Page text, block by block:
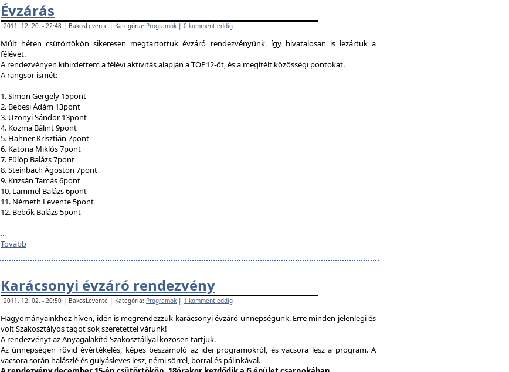
Évzárás
2011. 12. 20. - 22:48 | BakosLevente | Kategória: Programok | 0 komment eddig
Múlt héten csütörtökön sikeresen megtartottuk évzáró rendezvényünk, így hivatalosan is lezártuk a
félévet.
A rendezvényen kihirdettem a félévi aktivitás alapján a TOP12-őt, és a megítélt közösségi pontokat.
A rangsor ismét:
1. Simon Gergely 15pont
2. Bebesi Ádám 13pont
3. Uzonyi Sándor 13pont
4. Kozma Bálint 9pont
5. Hahner Krisztián 7pont
6. Katona Miklós 7pont
7. Fülöp Balázs 7pont
8. Steinbach Ágoston 7pont
9. Krizsán Tamás 6pont
10. Lammel Balázs 6pont
11. Németh Levente 5pont
12. Bebők Balázs 5pont
...
Tovább
Karácsonyi évzáró rendezvény
2011. 12. 02. - 20:50 | BakosLevente | Kategória: Programok | 1 komment eddig
Hagyományainkhoz híven, idén is megrendezzük karácsonyi évzáró ünnepségünk. Erre minden jelenlegi és
volt Szakosztályos tagot sok szeretettel várunk!
A rendezvényt az Anyagalakító Szakosztállyal közösen tartjuk.
Az ünnepségen rövid évértékelés, képes beszámoló az idei programokról, és vacsora lesz a program. A
vacsora során halászlé és gulyásleves lesz, némi sörrel, borral és pálinkával.